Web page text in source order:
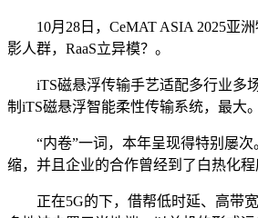
10月28日，CeMAT ASIA 2025亚洲
影人群，RaaS立异模？。
iTS磁悬浮传输手艺适配多行业多场
制iTS磁悬浮智能柔性传输系统，最大。
“内卷”一词，本年呈现得特别屡次
缩，并且企业的合作曾经到了白热化
正在5G的下，借帮低时延、高带宽